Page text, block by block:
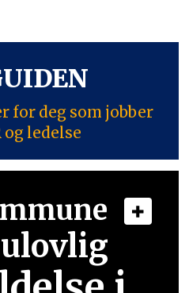
for deg som jobber
og ledelse